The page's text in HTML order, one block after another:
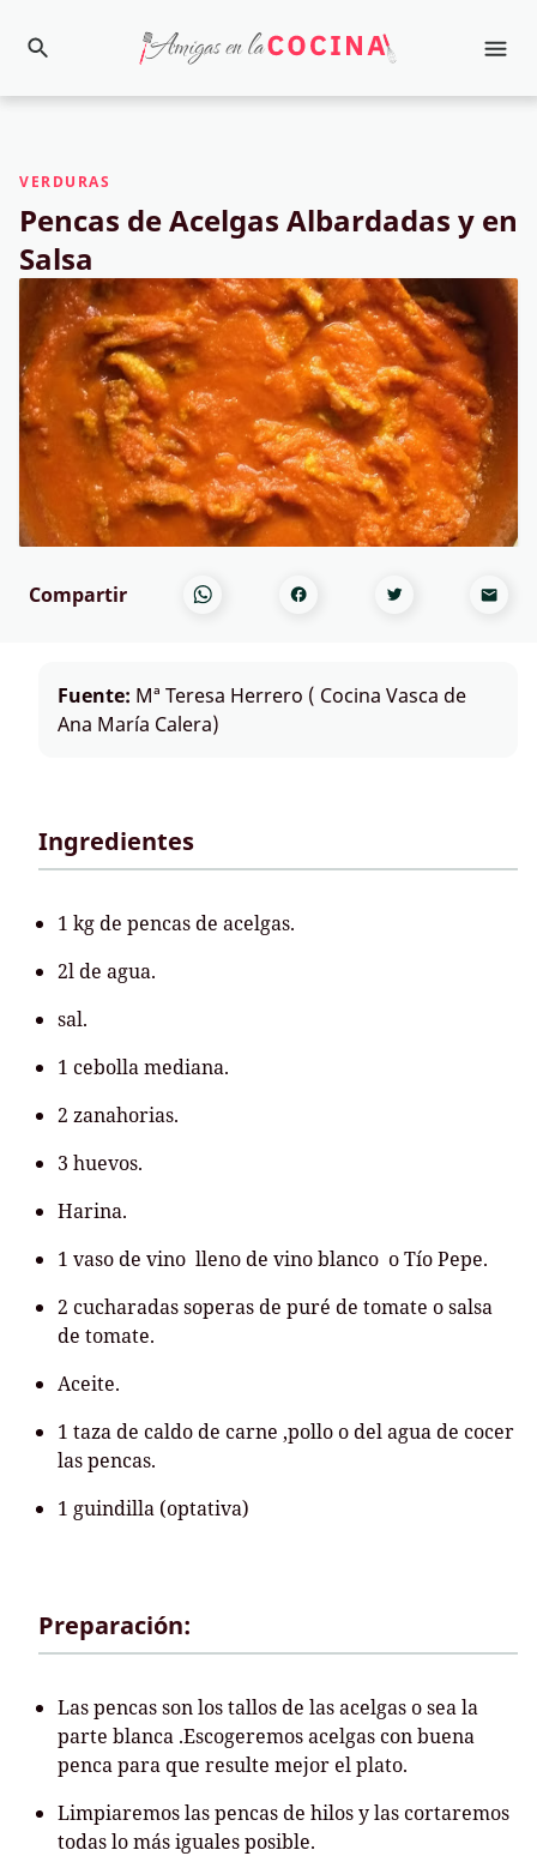
VERDURAS
Pencas de Acelgas Albardadas y en
Salsa
Compartir
Fuente: Mª Teresa Herrero ( Cocina Vasca de
Ana María Calera)
Ingredientes
1 kg de pencas de acelgas.
2l de agua.
sal.
1 cebolla mediana.
2 zanahorias.
3 huevos.
Harina.
1 vaso de vino lleno de vino blanco o Tío Pepe.
2 cucharadas soperas de puré de tomate o salsa
de tomate.
Aceite.
1 taza de caldo de carne ,pollo o del agua de cocer
las pencas.
1 guindilla (optativa)
Preparación:
Las pencas son los tallos de las acelgas o sea la
parte blanca .Escogeremos acelgas con buena
penca para que resulte mejor el plato.
Limpiaremos las pencas de hilos y las cortaremos
todas lo más iguales posible.